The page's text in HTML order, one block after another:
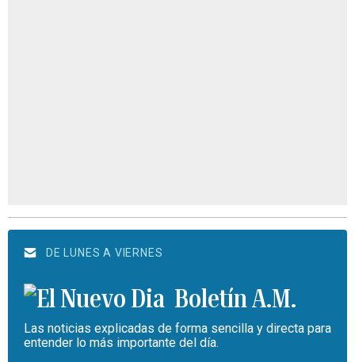
DE LUNES A VIERNES
Boletín A.M.
Las noticias explicadas de forma sencilla y directa para
entender lo más importante del día.